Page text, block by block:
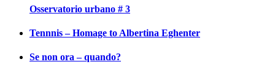
Osservatorio urbano # 3
Tennnis – Homage to Albertina Eghenter
Se non ora – quando?